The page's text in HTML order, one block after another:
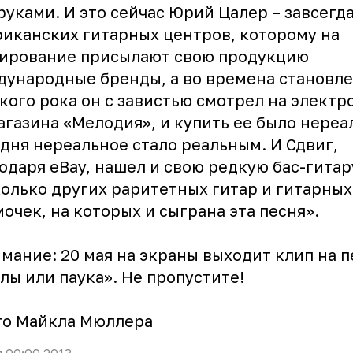
И это сейчас Юрий Цалер –
гитарных центров, которому на
присылают свою продукцию
бренды, а во времена
рока он с завистью смотрел на
«Мелодия», и купить ее было
нереальное стало реальным. И Сдвиг,
eBay, нашел и свою редкую бас-
других раритетных гитар и гитарных
на которых и сыграна эта песня».
20 мая на экраны выходит клип на
или паука». Не пропустите!
Майкла Мюллера